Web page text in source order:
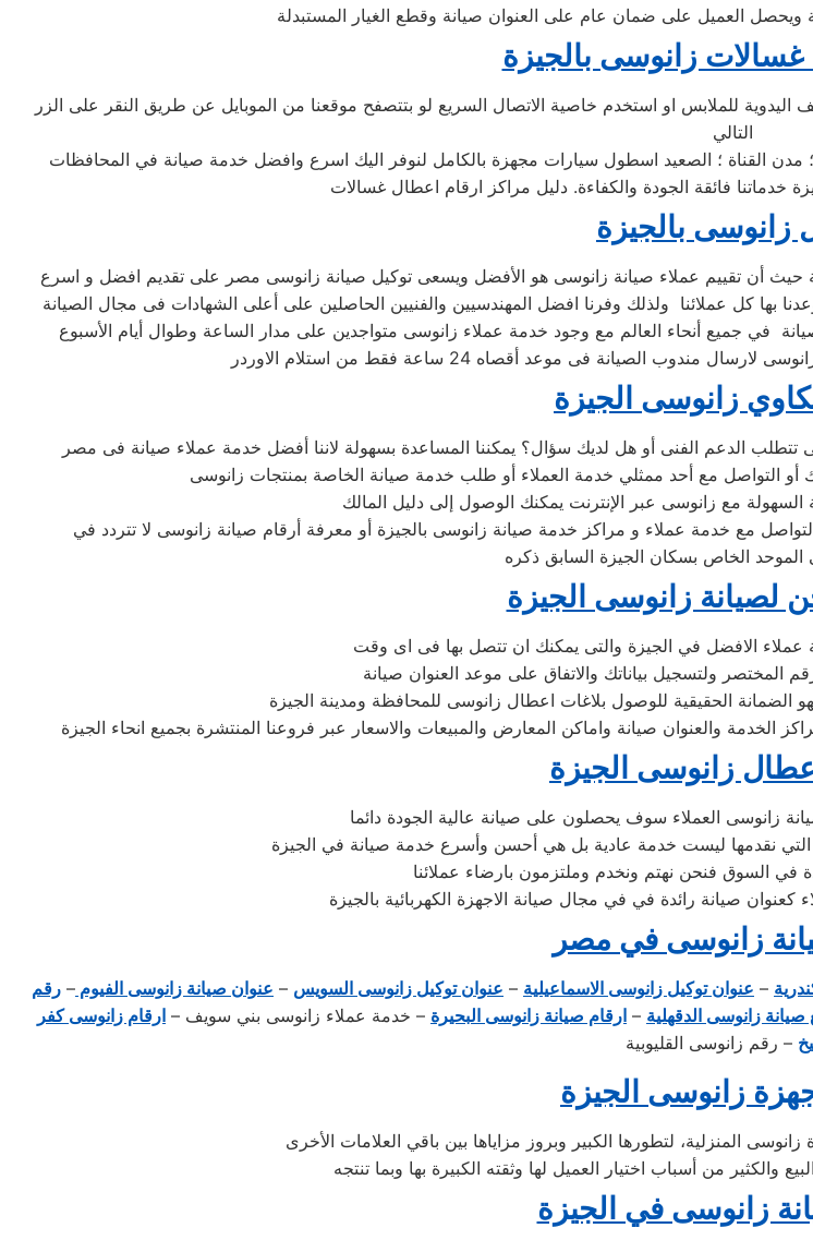
غسالات زانوسى بالجيزة
للملابس او استخدم خاصية الاتصال السريع لو بتتصفح موقعنا من الموبايل عن طريق النقر على الزر
التالي
مدن القناة ؛ الصعيد اسطول سيارات مجهزة بالكامل لنوفر اليك اسرع وافضل خدمة صيانة في المحافظات
خدماتنا فائقة الجودة والكفاءة. دليل مراكز ارقام اعطال غسالات
زانوسى بالجيزة
حيث أن تقييم عملاء صيانة زانوسى هو الأفضل ويسعى توكيل صيانة زانوسى مصر على تقديم افضل و اسرع
بها كل عملائنا ولذلك وفرنا افضل المهندسيين والفنيين الحاصلين على أعلى الشهادات فى مجال الصيانة
في جميع أنحاء العالم مع وجود خدمة عملاء زانوسى متواجدين على مدار الساعة وطوال أيام الأسبوع
زانوسى الجيزة
مع زانوسى عبر الإنترنت يمكنك الوصول إلى دليل المالك
مع خدمة عملاء و مراكز خدمة صيانة زانوسى بالجيزة أو معرفة أرقام صيانة زانوسى لا تتردد في
الموحد الخاص بسكان الجيزة السابق ذكره
لصيانة زانوسى الجيزة
الافضل في الجيزة والتى يمكنك ان تتصل بها فى اى وقت
المختصر ولتسجيل بياناتك والاتفاق على موعد العنوان صيانة
الضمانة الحقيقية للوصول بلاغات اعطال زانوسى للمحافظة ومدينة الجيزة
والعنوان صيانة واماكن المعارض والمبيعات والاسعار عبر فروعنا المنتشرة بجميع انحاء الجيزة
زانوسى الجيزة
زانوسى العملاء سوف يحصلون على صيانة عالية الجودة دائما
التي نقدمها ليست خدمة عادية بل هي أحسن وأسرع خدمة صيانة في الجيزة
في السوق فنحن نهتم ونخدم وملتزمون بارضاء عملائنا
صيانة رائدة في في مجال صيانة الاجهزة الكهربائية بالجيزة
زانوسى في مصر
– عنوان توكيل زانوسى الاسماعيلية – عنوان توكيل زانوسى السويس – عنوان صيانة زانوسى الفيوم – رقم
زانوسى الدقهلية – ارقام صيانة زانوسى البحيرة – خدمة عملاء زانوسى بني سويف – ارقام زانوسى كفر
– رقم زانوسى القليوبية
زانوسى الجيزة
زانوسى في الجيزة